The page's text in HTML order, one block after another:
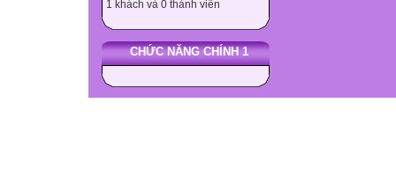
1 khách và 0 thành viên
CHỨC NĂNG CHÍNH 1